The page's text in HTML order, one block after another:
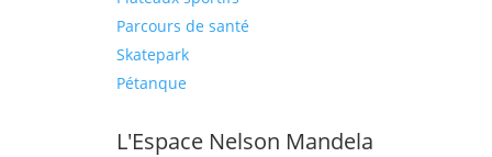
Parcours de santé
Skatepark
Pétanque
L'Espace Nelson Mandela